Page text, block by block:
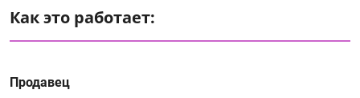
Как это работает:
Продавец